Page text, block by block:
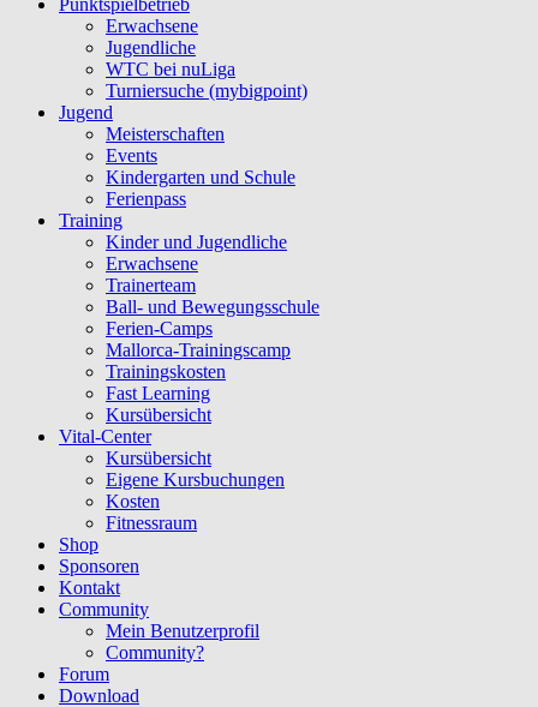
Punktspielbetrieb
Erwachsene
Jugendliche
WTC bei nuLiga
Turniersuche (mybigpoint)
Jugend
Meisterschaften
Events
Kindergarten und Schule
Ferienpass
Training
Kinder und Jugendliche
Erwachsene
Trainerteam
Ball- und Bewegungsschule
Ferien-Camps
Mallorca-Trainingscamp
Trainingskosten
Fast Learning
Kursübersicht
Vital-Center
Kursübersicht
Eigene Kursbuchungen
Kosten
Fitnessraum
Shop
Sponsoren
Kontakt
Community
Mein Benutzerprofil
Community?
Forum
Download